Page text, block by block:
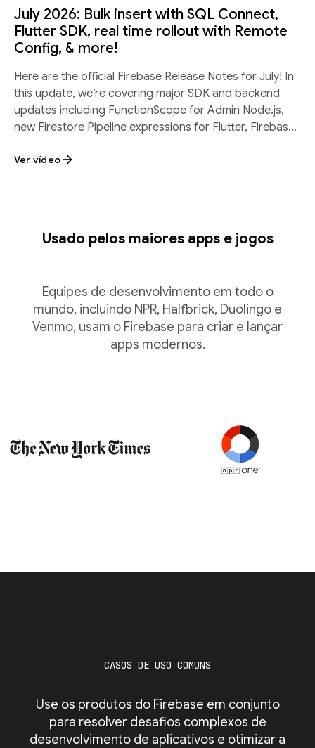
July 2026: Bulk insert with SQL Connect,
Flutter SDK, real time rollout with Remote
Config, & more!
Here are the official Firebase Release Notes for July! In
this update, we’re covering major SDK and backend
updates including FunctionScope for Admin Node.js,
new Firestore Pipeline expressions for Flutter, Firebase
Ver vídeo
Usado pelos maiores apps e jogos
Equipes de desenvolvimento em todo o
mundo, incluindo NPR, Halfbrick, Duolingo e
Venmo, usam o Firebase para criar e lançar
apps modernos.
CASOS DE USO COMUNS
Use os produtos do Firebase em conjunto
para resolver desafios complexos de
desenvolvimento de aplicativos e otimizar a